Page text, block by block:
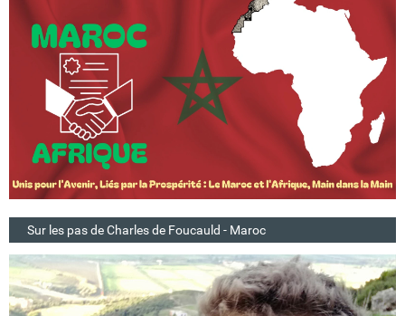
Sur les pas de Charles de Foucauld - Maroc